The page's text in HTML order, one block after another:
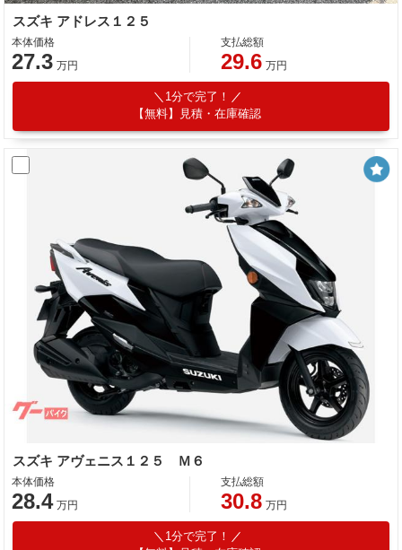
スズキ アドレス１２５
本体価格
27.3 万円
支払総額
29.6 万円
1分で完了！
【無料】見積・在庫確認
スズキ アヴェニス１２５ Ｍ６
本体価格
28.4 万円
支払総額
30.8 万円
1分で完了！